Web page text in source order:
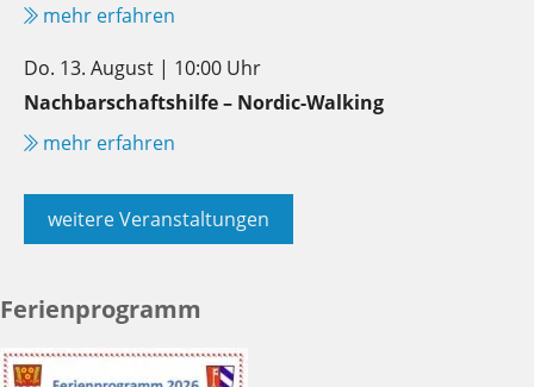
mehr erfahren
Do. 13. August | 10:00 Uhr
Nachbarschaftshilfe – Nordic-Walking
mehr erfahren
weitere Veranstaltungen
Ferienprogramm